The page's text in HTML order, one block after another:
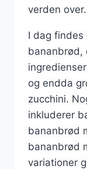
verden over.
I dag findes
bananbrød,
og endda
zucchini.
inkluderer
bananbrød
bananbrød
variationer